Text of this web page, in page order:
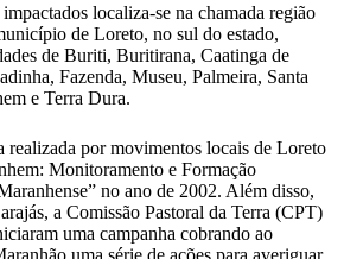
localiza-se na chamada região
de Loreto, no sul do estado,
de Buriti, Buritirana, Caatinga de
Fazenda, Museu, Palmeira, Santa
e Terra Dura.
realizada por movimentos locais de Loreto
Monitoramento e Formação
no ano de 2002. Além disso,
a Comissão Pastoral da Terra (CPT)
uma campanha cobrando ao
uma série de ações para averiguar